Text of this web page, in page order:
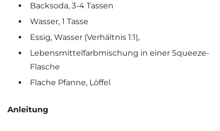
Backsoda, 3-4 Tassen
Wasser, 1 Tasse
Essig, Wasser (Verhältnis 1:1),
Lebensmittelfarbmischung in einer Squeeze-
Flasche
Flache Pfanne, Löffel
Anleitung